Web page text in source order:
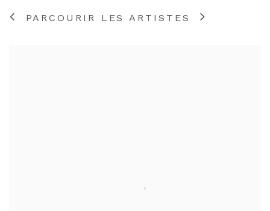
PARCOURIR LES ARTISTES